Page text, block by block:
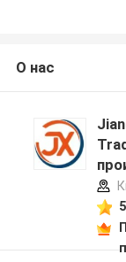
О нас